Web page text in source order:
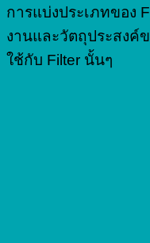
การแบ่งประเภทของ
งานและวัตถุประสงค์
ใช้กับ Filter นั้นๆ